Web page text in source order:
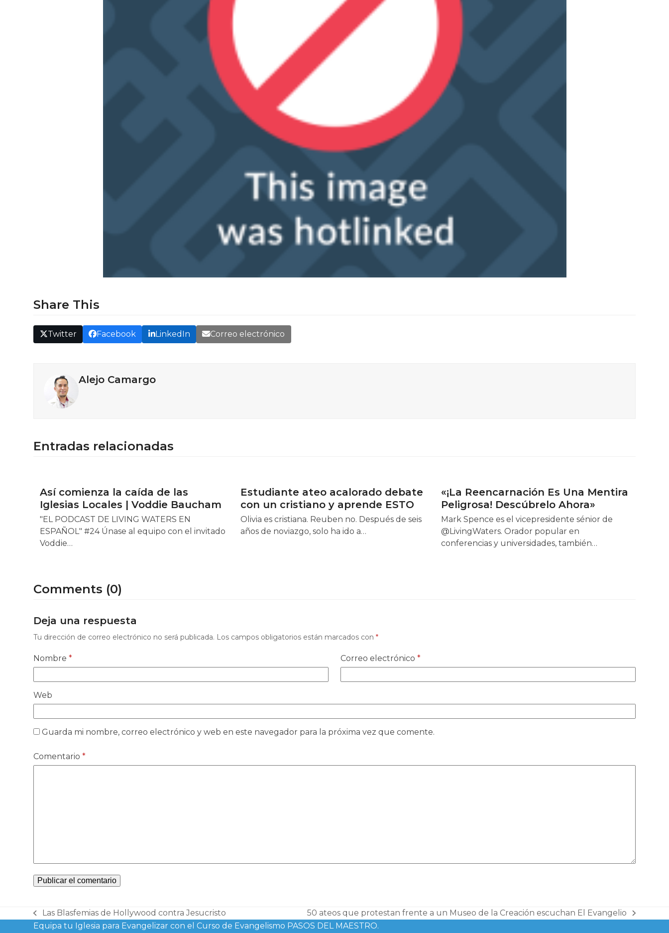
Share This
Twitter Facebook LinkedIn Correo electrónico
Alejo Camargo
Entradas relacionadas
Así comienza la caída de las
Iglesias Locales | Voddie Baucham
"EL PODCAST DE LIVING WATERS EN
ESPAÑOL" #24 Únase al equipo con el invitado
Voddie…
Estudiante ateo acalorado debate
con un cristiano y aprende ESTO
Olivia es cristiana. Reuben no. Después de seis
años de noviazgo, solo ha ido a…
«¡La Reencarnación Es Una Mentira
Peligrosa! Descúbrelo Ahora»
Mark Spence es el vicepresidente sénior de
@LivingWaters. Orador popular en
conferencias y universidades, también…
Comments (0)
Deja una respuesta
Tu dirección de correo electrónico no será publicada. Los campos obligatorios están marcados con*
Nombre* Correo electrónico*
Web
Guarda mi nombre, correo electrónico y web en este navegador para la próxima vez que comente.
Comentario*
previous
post:
Las Blasfemias de Hollywood contra Jesucristo
next
post:
50 ateos que protestan frente a un Museo de la Creación escuchan El Evangelio
Equipa tu Iglesia para Evangelizar con el Curso de Evangelismo PASOS DEL MAESTRO.